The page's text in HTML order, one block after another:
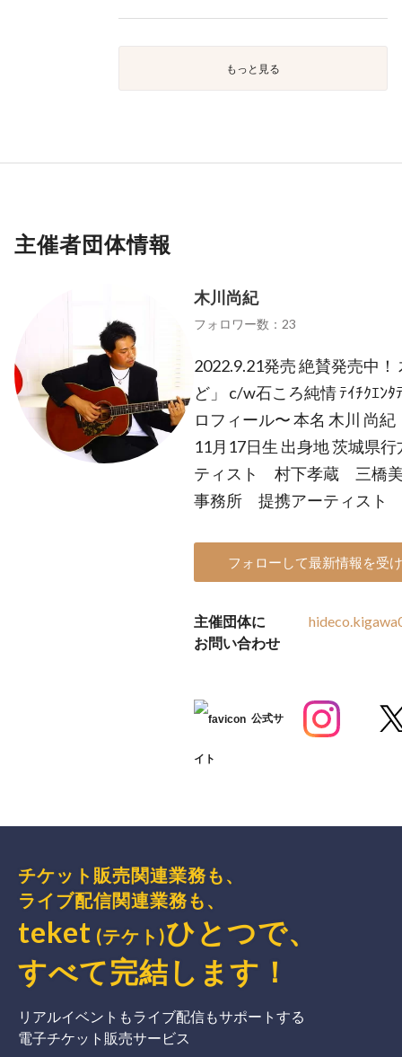
もっと見る
主催者団体情報
木川尚紀
フォロワー数：23
2022.9.21発売 絶賛発売中
ど」 c/w石ころ純情 ﾃｲﾁｸｴﾝ
ロフィール〜 本名 木川 尚
11月17日生 出身地 茨城県
ティスト 村下孝蔵 三橋
事務所 提携アーティスト
フォローして最新情報を受
主催団体に
お問い合わせ
公式サ
イト
チケット販売関連業務も、
ライブ配信関連業務も、
teket (テケト)ひとつで、
すべて完結 します ！
リアルイベントもライブ配信もサポートする
電子チケット販売サービス